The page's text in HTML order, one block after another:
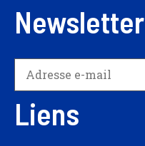
Newsletter
Liens